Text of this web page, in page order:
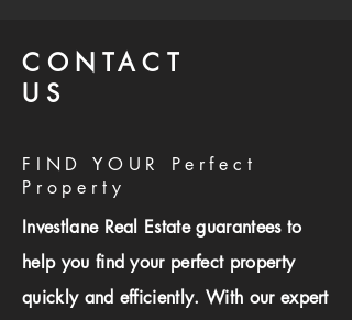
CONTACT
US
FIND YOUR Perfect
Property
Investlane Real Estate guarantees to
help you find your perfect property
quickly and efficiently. With our expert